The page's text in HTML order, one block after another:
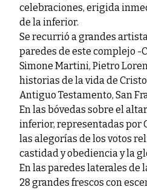
celebraciones, erigida
de la inferior.
Se recurrió a grandes
paredes de este complejo -
Simone Martini, Pietro
historias de la vida de
Antiguo Testamento, San
En las bóvedas sobre el
inferior, representadas por
las alegorías de los votos
castidad y obediencia y la
En las paredes laterales de
28 grandes frescos con